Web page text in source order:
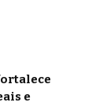
e